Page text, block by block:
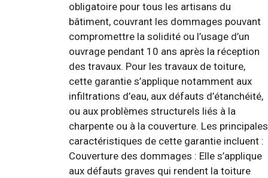
obligatoire pour tous les artisans du
bâtiment, couvrant les dommages pouvant
compromettre la solidité ou l’usage d’un
ouvrage pendant 10 ans après la réception
des travaux. Pour les travaux de toiture,
cette garantie s’applique notamment aux
infiltrations d’eau, aux défauts d’étanchéité,
ou aux problèmes structurels liés à la
charpente ou à la couverture. Les principales
caractéristiques de cette garantie incluent :
Couverture des dommages : Elle s’applique
aux défauts graves qui rendent la toiture